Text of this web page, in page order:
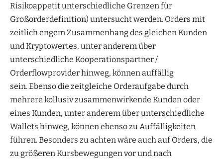
Risikoappetit unterschiedliche Grenzen für
Großorderdefinition) untersucht werden. Orders mit
zeitlich engem Zusammenhang des gleichen Kunden
und Kryptowertes, unter anderem über
unterschiedliche Kooperationspartner /
Orderflowprovider hinweg, können auffällig
sein. Ebenso die zeitgleiche Orderaufgabe durch
mehrere kollusiv zusammenwirkende Kunden oder
eines Kunden, unter anderem über unterschiedliche
Wallets hinweg, können ebenso zu Auffälligkeiten
führen. Besonders zu achten wäre auch auf Orders, die
zu größeren Kursbewegungen vor und nach